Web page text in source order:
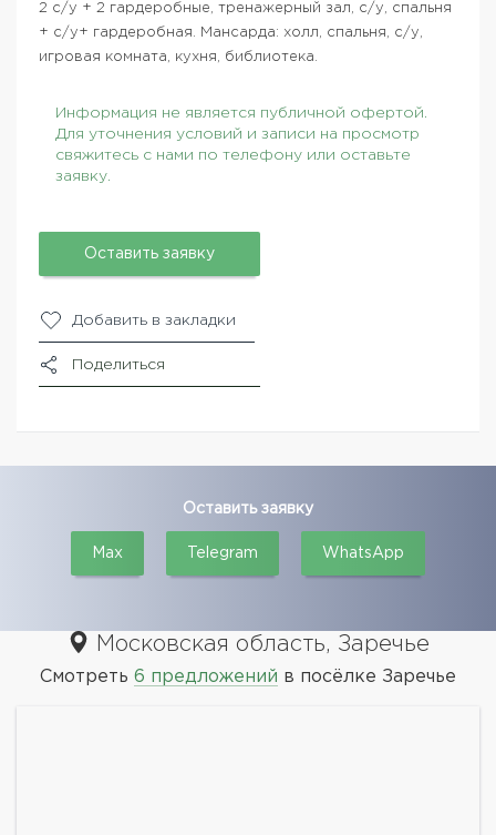
2 с/у + 2 гардеробные, тренажерный зал, с/у, спальня
+ с/у+ гардеробная. Мансарда: холл, спальня, с/у,
игровая комната, кухня, библиотека.
Информация не является публичной офертой.
Для уточнения условий и записи на просмотр
свяжитесь с нами по телефону или оставьте
заявку.
Оставить заявку
Добавить в закладки
Поделиться
Оставить заявку
Max Telegram WhatsApp
Московская область, Заречье
Смотреть 6 предложений в посёлке Заречье